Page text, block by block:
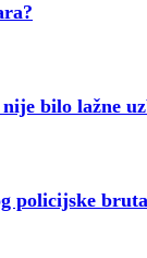
bilo lažne
policijske